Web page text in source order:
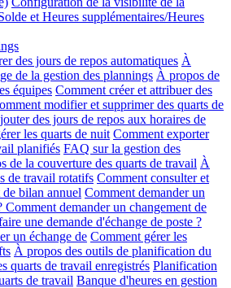
et Heures supplémentaires/Heures
des jours de repos automatiques À
de la gestion des plannings À propos de
équipes Comment créer et attribuer des
modifier et supprimer des quarts de
des jours de repos aux horaires de
les quarts de nuit Comment exporter
planifiés FAQ sur la gestion des
de la couverture des quarts de travail À
de travail rotatifs Comment consulter et
bilan annuel Comment demander un
Comment demander un changement de
une demande d'échange de poste ?
un échange de Comment gérer les
À propos des outils de planification du
quarts de travail enregistrés Planification
de travail Banque d'heures en gestion